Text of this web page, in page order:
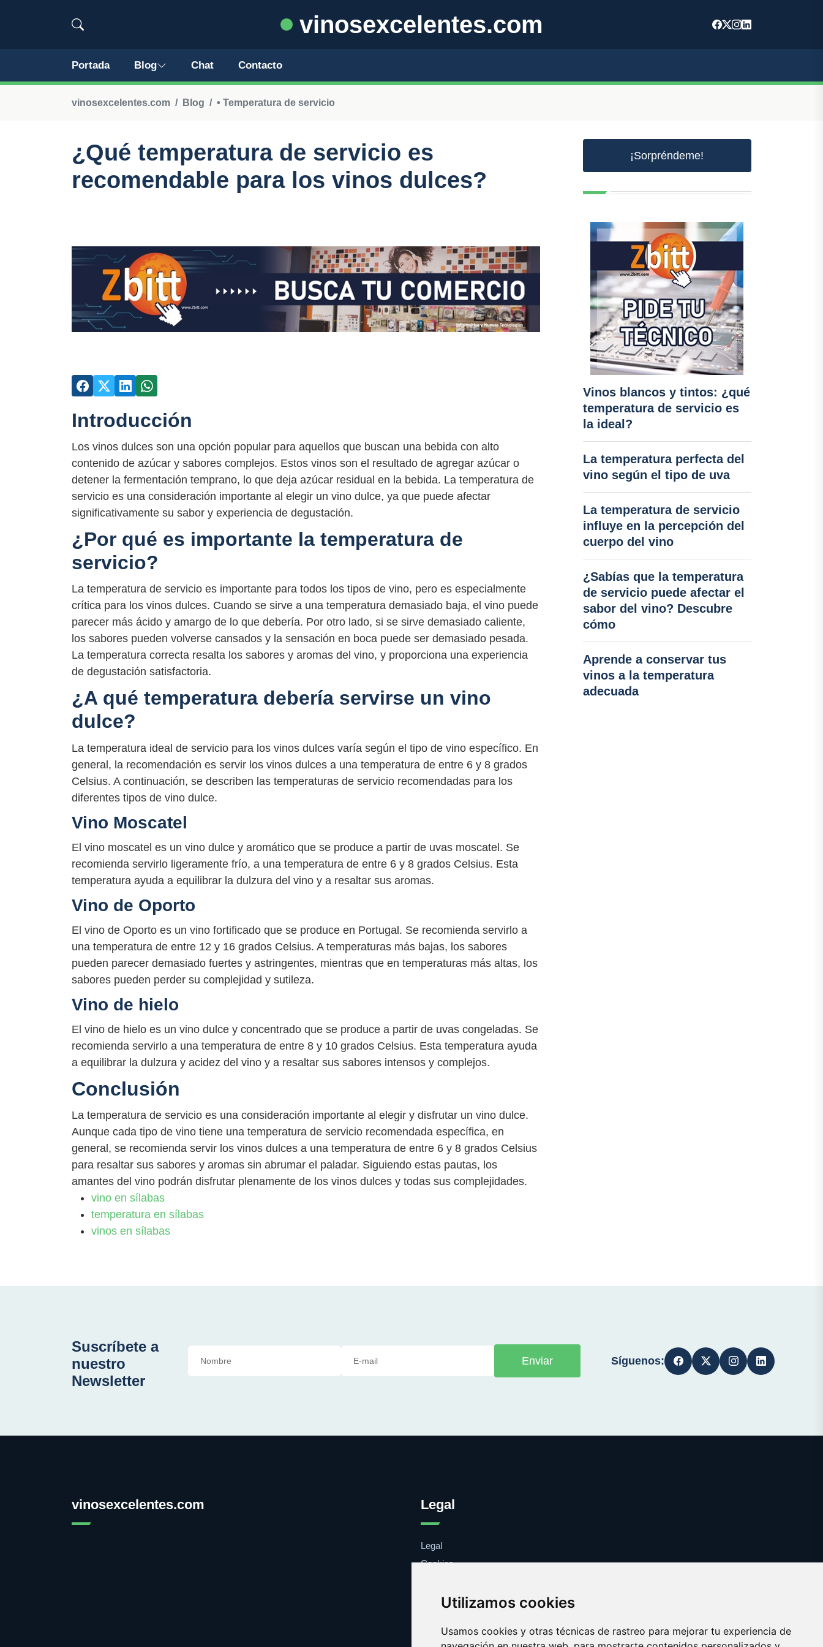
Utilizamos cookies
Usamos cookies y otras técnicas de rastreo para mejorar tu experiencia de
vinosexcelentes.com
Portada Blog Chat Contacto
vinosexcelentes.com Blog • Temperatura de servicio
¿Qué temperatura de servicio es
recomendable para los vinos dulces?
Introducción
Los vinos dulces son una opción popular para aquellos que buscan una bebida con alto
contenido de azúcar y sabores complejos. Estos vinos son el resultado de agregar azúcar o
detener la fermentación temprano, lo que deja azúcar residual en la bebida. La temperatura de
servicio es una consideración importante al elegir un vino dulce, ya que puede afectar
significativamente su sabor y experiencia de degustación.
¿Por qué es importante la temperatura de
servicio?
La temperatura de servicio es importante para todos los tipos de vino, pero es especialmente
crítica para los vinos dulces. Cuando se sirve a una temperatura demasiado baja, el vino puede
parecer más ácido y amargo de lo que debería. Por otro lado, si se sirve demasiado caliente,
los sabores pueden volverse cansados y la sensación en boca puede ser demasiado pesada.
La temperatura correcta resalta los sabores y aromas del vino, y proporciona una experiencia
de degustación satisfactoria.
¿A qué temperatura debería servirse un vino
dulce?
La temperatura ideal de servicio para los vinos dulces varía según el tipo de vino específico. En
general, la recomendación es servir los vinos dulces a una temperatura de entre 6 y 8 grados
Celsius. A continuación, se describen las temperaturas de servicio recomendadas para los
diferentes tipos de vino dulce.
Vino Moscatel
El vino moscatel es un vino dulce y aromático que se produce a partir de uvas moscatel. Se
recomienda servirlo ligeramente frío, a una temperatura de entre 6 y 8 grados Celsius. Esta
temperatura ayuda a equilibrar la dulzura del vino y a resaltar sus aromas.
Vino de Oporto
El vino de Oporto es un vino fortificado que se produce en Portugal. Se recomienda servirlo a
una temperatura de entre 12 y 16 grados Celsius. A temperaturas más bajas, los sabores
pueden parecer demasiado fuertes y astringentes, mientras que en temperaturas más altas, los
sabores pueden perder su complejidad y sutileza.
Vino de hielo
El vino de hielo es un vino dulce y concentrado que se produce a partir de uvas congeladas. Se
recomienda servirlo a una temperatura de entre 8 y 10 grados Celsius. Esta temperatura ayuda
a equilibrar la dulzura y acidez del vino y a resaltar sus sabores intensos y complejos.
Conclusión
La temperatura de servicio es una consideración importante al elegir y disfrutar un vino dulce.
Aunque cada tipo de vino tiene una temperatura de servicio recomendada específica, en
general, se recomienda servir los vinos dulces a una temperatura de entre 6 y 8 grados Celsius
para resaltar sus sabores y aromas sin abrumar el paladar. Siguiendo estas pautas, los
amantes del vino podrán disfrutar plenamente de los vinos dulces y todas sus complejidades.
vino en sílabas
temperatura en sílabas
vinos en sílabas
¡Sorpréndeme!
Vinos blancos y tintos: ¿qué
temperatura de servicio es
la ideal?
La temperatura perfecta del
vino según el tipo de uva
La temperatura de servicio
influye en la percepción del
cuerpo del vino
¿Sabías que la temperatura
de servicio puede afectar el
sabor del vino? Descubre
cómo
Aprende a conservar tus
vinos a la temperatura
adecuada
Suscríbete a
nuestro
Newsletter
Enviar Síguenos:
vinosexcelentes.com Legal
Legal
Cookies